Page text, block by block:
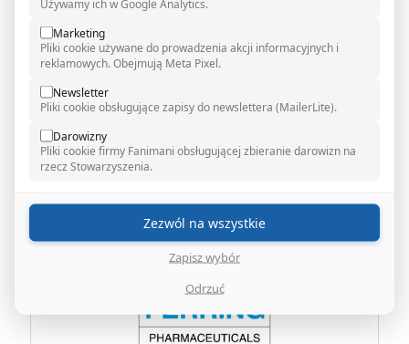
Sprawa nie kończy się na złożeniu petycji – to dopiero
początek. Wasze podpisy mają realną moc i trafiły tam,
gdzie zapadają decyzje.
Dziękujemy, że jesteście z nami!
Petycja w ramach kampanii "Przyszłość na własnych zasadach"
realizowanej dzięki wsparciu firm: Ferring Pharmaceuticals
Poland Sp. z o.o. oraz Stowarzyszenie Dr. Max Zdrowie.
Używamy ich w Google Analytics.
Marketing
Pliki cookie używane do prowadzenia akcji informacyjnych i
reklamowych. Obejmują Meta Pixel.
Newsletter
Pliki cookie obsługujące zapisy do newslettera (MailerLite).
Darowizny
Pliki cookie firmy Fanimani obsługującej zbieranie darowizn na
rzecz Stowarzyszenia.
Odrzuć
Zapisz wybór
Zezwól na wszystkie